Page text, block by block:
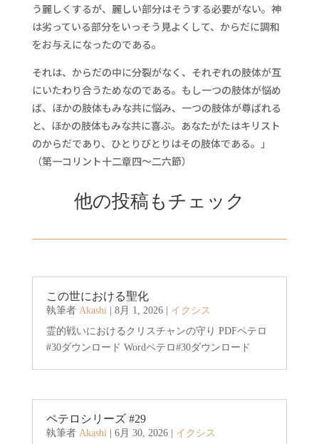
う麗しくするが、麗しい部分はそうする必要がない。神
は劣っている部分をいっそう見よくして、からだに調和
をお与えになったのである。
それは、からだの中に分裂がなく、それぞれの肢体が互
にいたわり合うためなのである。もし一つの肢体が悩め
ば、ほかの肢体もみな共に悩み、一つの肢体が尊ばれる
と、ほかの肢体もみな共に喜ぶ。あなたがたはキリスト
のからだであり、ひとりびとりはその肢体である。」
（第一コリント十二章四～二六節）
他の投稿もチェック
この世における聖化
執筆者 Akashi| 8月 1, 2026| イクシス
霊的戦いにおけるクリスチャンの守り PDFペテロ
#30ダウンロード Wordペテロ#30ダウンロード
ペテロシリーズ #29
執筆者 Akashi| 6月 30, 2026| イクシス